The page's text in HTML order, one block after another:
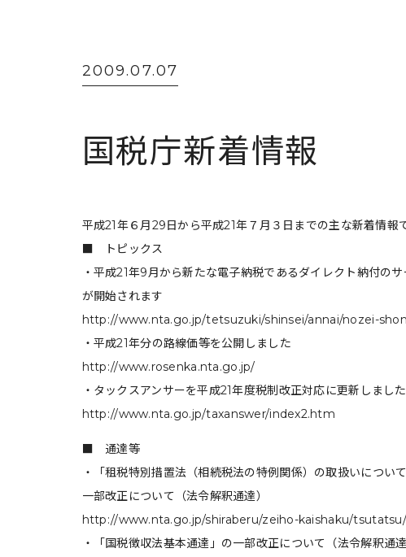
2009.07.07
国税庁新着情報
平成21年６月29日から平成21年７月３日までの主な新着情報で
■ トピックス
・平成21年9月から新たな電子納税であるダイレクト納付のサ
が開始されます
http://www.nta.go.jp/tetsuzuki/shinsei/annai/nozei-
・平成21年分の路線価等を公開しました
http://www.rosenka.nta.go.jp/
・タックスアンサーを平成21年度税制改正対応に更新しました
http://www.nta.go.jp/taxanswer/index2.htm
■ 通達等
・「租税特別措置法（相続税法の特例関係）の取扱いについ
一部改正について（法令解釈通達）
http://www.nta.go.jp/shiraberu/zeiho-kaishaku/
・「国税徴収法基本通達」の一部改正について（法令解釈通達